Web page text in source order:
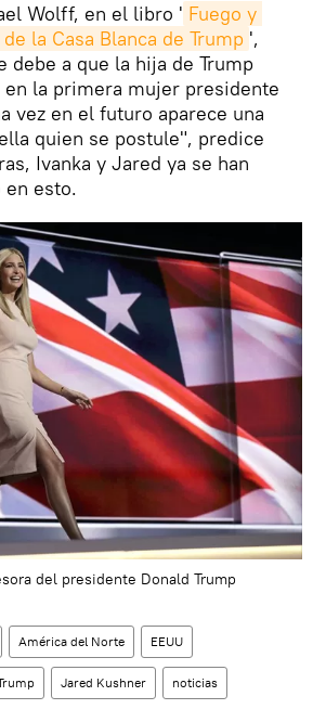
Wolff, en el libro ' Fuego y
la Casa Blanca de Trump ',
debe a que la hija de Trump
la primera mujer presidente
vez en el futuro aparece una
quien se postule", predice
Ivanka y Jared ya se han
en esto.
del presidente Donald Trump
América del Norte EEUU
Jared Kushner noticias